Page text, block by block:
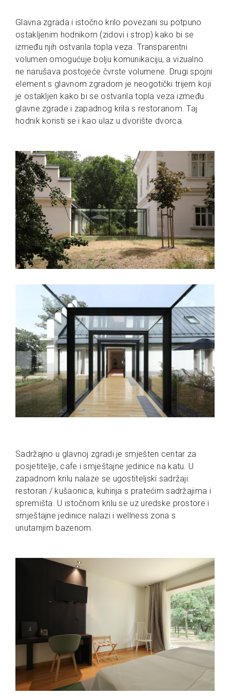
Glavna zgrada i istočno krilo povezani su potpuno
ostakljenim hodnikom (zidovi i strop) kako bi se
između njih ostvarila topla veza. Transparentni
volumen omogućuje bolju komunikaciju, a vizualno
ne narušava postojeće čvrste volumene. Drugi spojni
element s glavnom zgradom je neogotički trijem koji
je ostakljen kako bi se ostvarila topla veza između
glavne zgrade i zapadnog krila s restoranom. Taj
hodnik koristi se i kao ulaz u dvorište dvorca.
Sadržajno u glavnoj zgradi je smješten centar za
posjetitelje, cafe i smještajne jedinice na katu. U
zapadnom krilu nalaze se ugostiteljski sadržaji:
restoran / kušaonica, kuhinja s pratećim sadržajima i
spremišta. U istočnom krilu se uz uredske prostore i
smještajne jedinice nalazi i wellness zona s
unutarnjim bazenom.